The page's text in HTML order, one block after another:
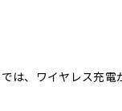
は、ワイヤレス充電